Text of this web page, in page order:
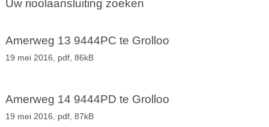
Uw rioolaansluiting zoeken
Amerweg 13 9444PC te Grolloo
19 mei 2016, pdf, 86kB
Amerweg 14 9444PD te Grolloo
19 mei 2016, pdf, 87kB